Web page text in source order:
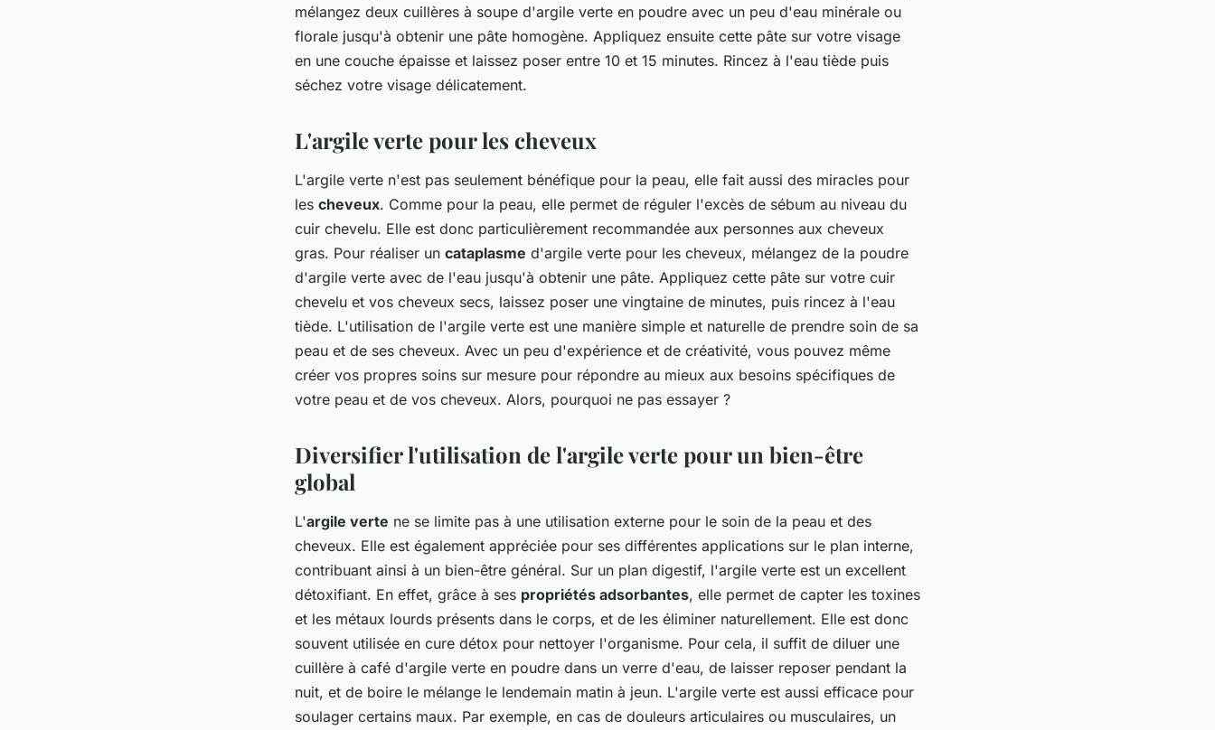
mélangez deux cuillères à soupe d'argile verte en poudre avec un peu d'eau minérale ou
florale jusqu'à obtenir une pâte homogène. Appliquez ensuite cette pâte sur votre visage
en une couche épaisse et laissez poser entre 10 et 15 minutes. Rincez à l'eau tiède puis
séchez votre visage délicatement.
L'argile verte pour les cheveux
L'argile verte n'est pas seulement bénéfique pour la peau, elle fait aussi des miracles pour
les cheveux. Comme pour la peau, elle permet de réguler l'excès de sébum au niveau du
cuir chevelu. Elle est donc particulièrement recommandée aux personnes aux cheveux
gras. Pour réaliser un cataplasme d'argile verte pour les cheveux, mélangez de la poudre
d'argile verte avec de l'eau jusqu'à obtenir une pâte. Appliquez cette pâte sur votre cuir
chevelu et vos cheveux secs, laissez poser une vingtaine de minutes, puis rincez à l'eau
tiède. L'utilisation de l'argile verte est une manière simple et naturelle de prendre soin de sa
peau et de ses cheveux. Avec un peu d'expérience et de créativité, vous pouvez même
créer vos propres soins sur mesure pour répondre au mieux aux besoins spécifiques de
votre peau et de vos cheveux. Alors, pourquoi ne pas essayer ?
Diversifier l'utilisation de l'argile verte pour un bien-être
global
L'argile verte ne se limite pas à une utilisation externe pour le soin de la peau et des
cheveux. Elle est également appréciée pour ses différentes applications sur le plan interne,
contribuant ainsi à un bien-être général. Sur un plan digestif, l'argile verte est un excellent
détoxifiant. En effet, grâce à ses propriétés adsorbantes, elle permet de capter les toxines
et les métaux lourds présents dans le corps, et de les éliminer naturellement. Elle est donc
souvent utilisée en cure détox pour nettoyer l'organisme. Pour cela, il suffit de diluer une
cuillère à café d'argile verte en poudre dans un verre d'eau, de laisser reposer pendant la
nuit, et de boire le mélange le lendemain matin à jeun. L'argile verte est aussi efficace pour
soulager certains maux. Par exemple, en cas de douleurs articulaires ou musculaires, un